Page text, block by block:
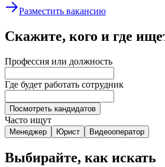
Разместить вакансию
Скажите, кого и где
Профессия или должность
Где будет работать сотрудник
Посмотреть кандидатов
Часто ищут
Менеджер Юрист Видеооператор
Выбирайте, как искать